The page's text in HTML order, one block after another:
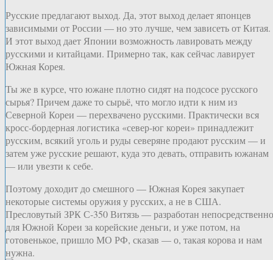
Русские предлагают выход. Да, этот выход делает японцев
зависимыми от России — но это лучше, чем зависеть от Китая.
И этот выход дает Японии возможность лавировать между
русскими и китайцами. Примерно так, как сейчас лавирует
Южная Корея.
Ты же в курсе, что южане плотно сидят на подсосе русского
сырья? Причем даже то сырьё, что могло идти к ним из
Северной Кореи — перехвачено русскими. Практически вся
кросс-бордерная логистика «север-юг кореи» принадлежит
русским, всякий уголь и руды северяне продают русским — и
затем уже русские решают, куда это девать, отправить южанам
— или увезти к себе.
Поэтому доходит до смешного — Южная Корея закупает
некоторые системы оружия у русских, а не в США.
Пресловутый ЗРК С-350 Витязь — разработан непосредственно
для Южной Кореи за корейские деньги, и уже потом, на
готовенькое, пришло МО РФ, сказав — о, такая корова и нам
нужна.